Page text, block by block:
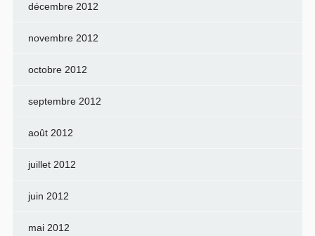
décembre 2012
novembre 2012
octobre 2012
septembre 2012
août 2012
juillet 2012
juin 2012
mai 2012